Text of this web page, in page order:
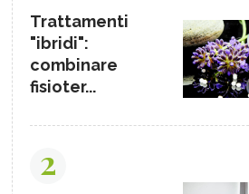
Trattamenti
"ibridi":
combinare
fisioter...
2